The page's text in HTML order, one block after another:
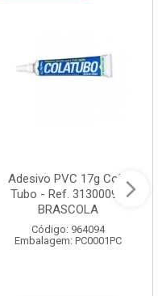
Adesivo PVC 17g Cola
Tubo - Ref. 3130009 -
BRASCOLA
Código: 964094
Embalagem: PC0001PC